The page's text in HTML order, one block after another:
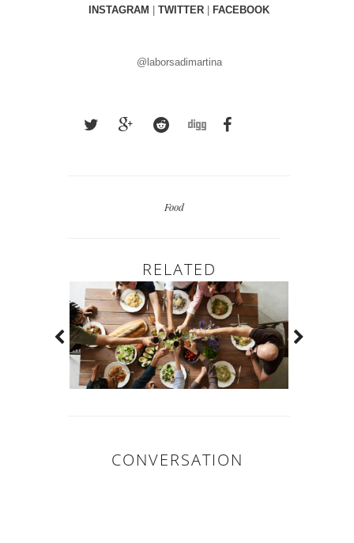
INSTAGRAM
TWITTER FACEBOOK
@laborsadimartina
Food
RELATED
CONVERSATION